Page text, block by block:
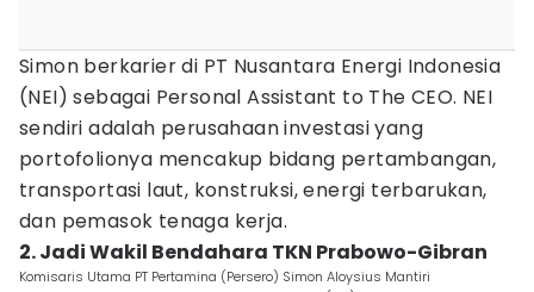
Simon berkarier di PT Nusantara Energi Indonesia
(NEI) sebagai Personal Assistant to The CEO. NEI
sendiri adalah perusahaan investasi yang
portofolionya mencakup bidang pertambangan,
transportasi laut, konstruksi, energi terbarukan,
dan pemasok tenaga kerja.
2. Jadi Wakil Bendahara TKN Prabowo-Gibran
Komisaris Utama PT Pertamina (Persero) Simon Aloysius Mantiri